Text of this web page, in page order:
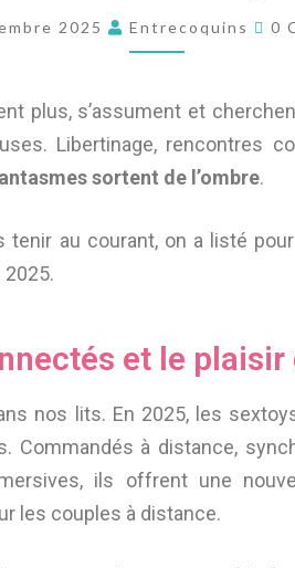
2025 Entrecoquins 0
plus, s’assument et
Libertinage, rencontres
sortent de l’ombre.
tenir au courant, on a listé
et le
nos lits. En 2025, les
Commandés à distance,
ils offrent une
les couples à distance.